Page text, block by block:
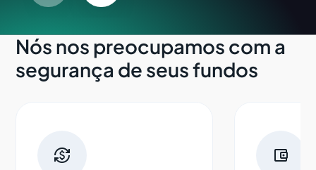
Nós nos preocupamos com a
segurança de seus fundos
 